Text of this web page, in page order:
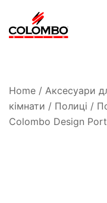
Home / Аксесуари
кімнати / Полиці /
Colombo Design